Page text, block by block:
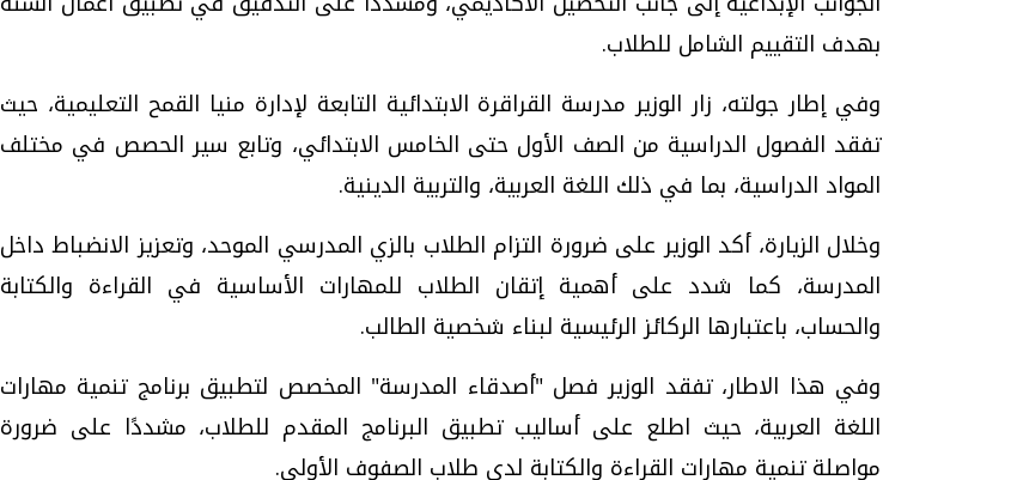
بهدف التقييم الشامل للطلاب.
وفي إطار جولته، زار الوزير مدرسة القراقرة الابتدائية التابعة لإدارة منيا القمح التعليمية، حيث
تفقد الفصول الدراسية من الصف الأول حتى الخامس الابتدائي، وتابع سير الحصص في مختلف
المواد الدراسية، بما في ذلك اللغة العربية، والتربية الدينية.
وخلال الزيارة، أكد الوزير على ضرورة التزام الطلاب بالزي المدرسي الموحد، وتعزيز الانضباط داخل
المدرسة، كما شدد على أهمية إتقان الطلاب للمهارات الأساسية في القراءة والكتابة
والحساب، باعتبارها الركائز الرئيسية لبناء شخصية الطالب.
وفي هذا الاطار، تفقد الوزير فصل "أصدقاء المدرسة" المخصص لتطبيق برنامج تنمية مهارات
اللغة العربية، حيث اطلع على أساليب تطبيق البرنامج المقدم للطلاب، مشددًا على ضرورة
مواصلة تنمية مهارات القراءة والكتابة لدى طلاب الصفوف الأولى.